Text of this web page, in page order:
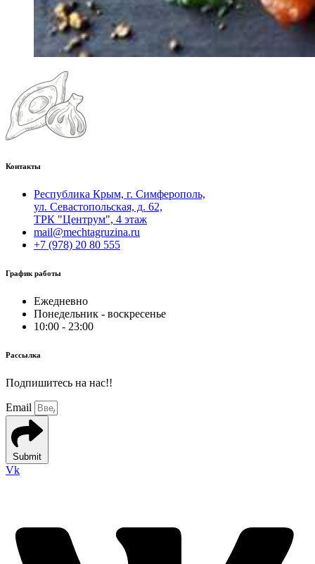
Контакты
Республика Крым, г. Симферополь,
ул. Севастопольская, д. 62,
ТРК "Центрум", 4 этаж
mail@mechtagruzina.ru
+7 (978) 20 80 555
График работы
Ежедневно
Понедельник - воскресенье
10:00 - 23:00
Рассылка
Подпишитесь на нас!!
Email
Submit
Vk